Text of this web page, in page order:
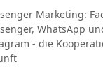
Marketing:
WhatsApp
- die